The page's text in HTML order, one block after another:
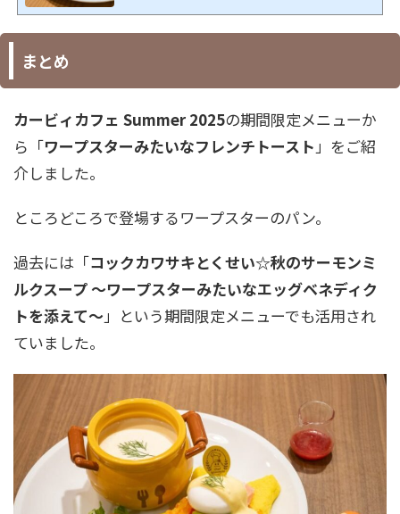
まとめ
カービィカフェ Summer 2025の期間限定メニューか
ら「ワープスターみたいなフレンチトースト 」をご紹
介しました。
ところどころで登場するワープスターのパン。
過去には「コックカワサキとくせい☆秋のサーモンミ
ルクスープ ～ワープスターみたいなエッグベネディク
トを添えて～ 」という期間限定メニューでも活用され
ていました。